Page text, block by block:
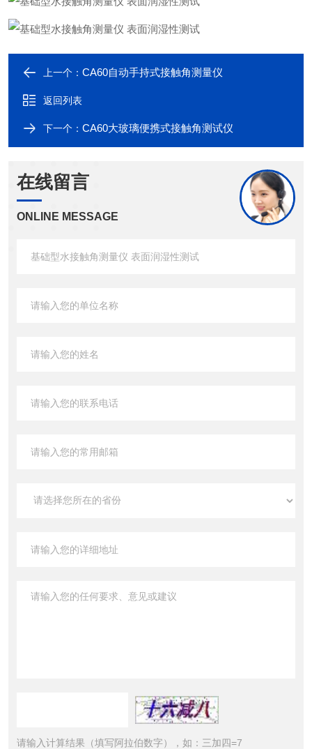
上一个： CA60自动手持式接触角测量仪
返回列表
下一个： CA60大玻璃便携式接触角测试仪
在线留言
ONLINE MESSAGE
请输入计算结果（填写阿拉伯数字），如：三加四=7